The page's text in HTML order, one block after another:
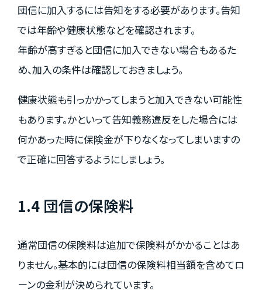
団信に加入するには告知をする必要があります。告知
では年齢や健康状態などを確認されます。
年齢が高すぎると団信に加入できない場合もあるた
め、加入の条件は確認しておきましょう。
健康状態も引っかかってしまうと加入できない可能性
もあります。かといって告知義務違反をした場合には
何かあった時に保険金が下りなくなってしまいますの
で正確に回答するようにしましょう。
1.4 団信の保険料
通常団信の保険料は追加で保険料がかかることはあ
りません。基本的には団信の保険料相当額を含めてロ
ーンの金利が決められています。